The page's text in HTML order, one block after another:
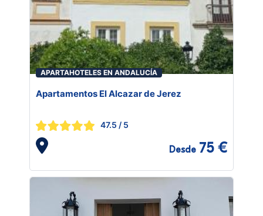
APARTAHOTELES EN ANDALUCÍA
Apartamentos El Alcazar de Jerez
47.5 / 5
Desde 75 €